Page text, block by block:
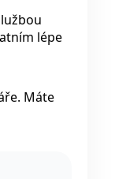
lépe
Máte